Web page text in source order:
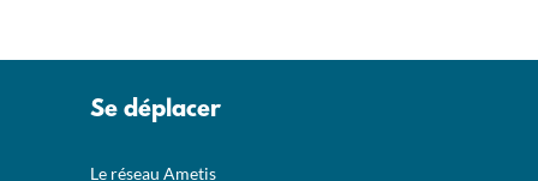
Se déplacer
Le réseau Ametis